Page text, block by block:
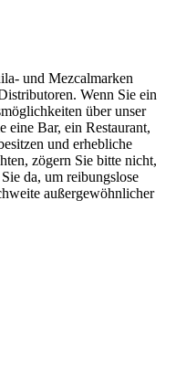
und Mezcalmarken
Wenn Sie ein
über unser
eine Bar, ein Restaurant,
und erhebliche
zögern Sie bitte nicht,
da, um reibungslose
außergewöhnlicher